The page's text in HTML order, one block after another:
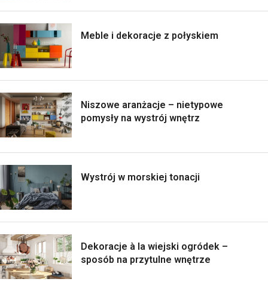
Meble i dekoracje z połyskiem
Niszowe aranżacje – nietypowe
pomysły na wystrój wnętrz
Wystrój w morskiej tonacji
Dekoracje à la wiejski ogródek –
sposób na przytulne wnętrze